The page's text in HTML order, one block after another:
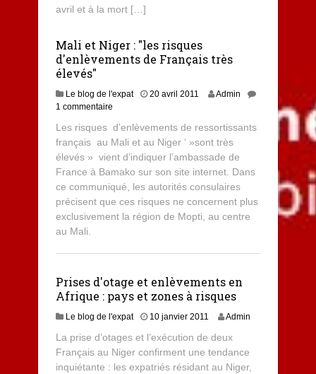
avril et à la mort […]
Mali et Niger : "les risques
d'enlèvements de Français très
élevés"
Le blog de l'expat 20 avril 2011
Admin
1 commentaire
Les risques d’enlèvements de ressortissants
français au Mali et au Niger ‘ »sont très
élevés » vient d’indiquer l’ambassade de
France à Bamako sur son site internet. Dans
ce communiqué, les autorités consulaires
précisent que ces risques ne concernent plus
exclusivement la région de Mopti, au centre
au Mali.
Prises d'otage et enlèvements en
Afrique : pays et zones à risques
Le blog de l'expat 10 janvier 2011 Admin
La prise d’otages et l’exécution de deux
Français au Niger confirment une tendance
inquiétante : les expatriés résidant au Niger,